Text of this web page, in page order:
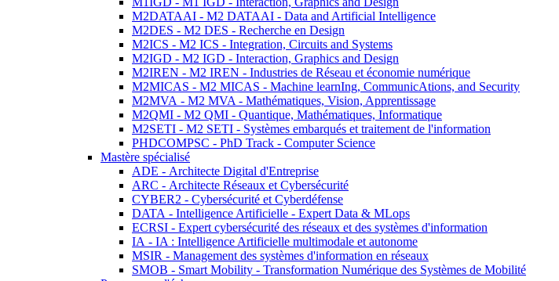
M2DATAAI - M2 DATAAI - Data and Artificial Intelligence
M2DES - M2 DES - Recherche en Design
M2ICS - M2 ICS - Integration, Circuits and Systems
M2IGD - M2 IGD - Interaction, Graphics and Design
M2IREN - M2 IREN - Industries de Réseau et économie numérique
M2MICAS - M2 MICAS - Machine learnIng, CommunicAtions, and Security
M2MVA - M2 MVA - Mathématiques, Vision, Apprentissage
M2QMI - M2 QMI - Quantique, Mathématiques, Informatique
M2SETI - M2 SETI - Systèmes embarqués et traitement de l'information
PHDCOMPSC - PhD Track - Computer Science
Mastère spécialisé
ADE - Architecte Digital d'Entreprise
ARC - Architecte Réseaux et Cybersécurité
CYBER2 - Cybersécurité et Cyberdéfense
DATA - Intelligence Artificielle - Expert Data & MLops
ECRSI - Expert cybersécurité des réseaux et des systèmes d'information
IA - IA : Intelligence Artificielle multimodale et autonome
MSIR - Management des systèmes d'information en réseaux
SMOB - Smart Mobility - Transformation Numérique des Systèmes de Mobilité